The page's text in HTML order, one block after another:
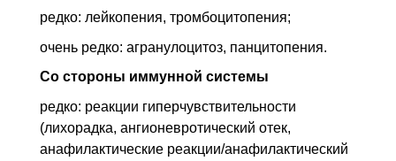
редко: лейкопения, тромбоцитопения;
очень редко: агранулоцитоз, панцитопения.
Со стороны иммунной системы
редко: реакции гиперчувствительности
(лихорадка, ангионевротический отек,
анафилактические реакции/анафилактический